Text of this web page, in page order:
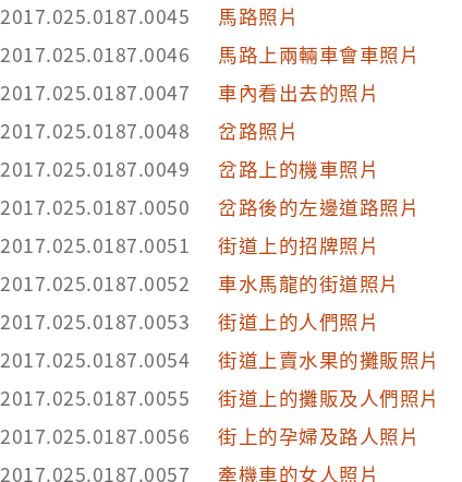
2017.025.0187.0045
馬路照片
2017.025.0187.0046
馬路上兩輛車會車照片
2017.025.0187.0047
車內看出去的照片
2017.025.0187.0048
岔路照片
2017.025.0187.0049
岔路上的機車照片
2017.025.0187.0050
岔路後的左邊道路照片
2017.025.0187.0051
街道上的招牌照片
2017.025.0187.0052
車水馬龍的街道照片
2017.025.0187.0053
街道上的人們照片
2017.025.0187.0054
街道上賣水果的攤販照片
2017.025.0187.0055
街道上的攤販及人們照片
2017.025.0187.0056
街上的孕婦及路人照片
2017.025.0187.0057
牽機車的女人照片